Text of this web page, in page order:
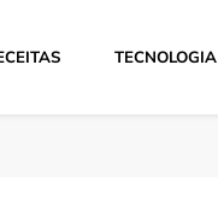
TECNOLOGIA